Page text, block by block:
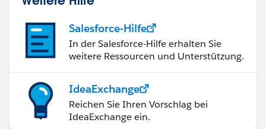
Salesforce-Hilfe
In der Salesforce-Hilfe erhalten Sie
weitere Ressourcen und Unterstützung.
IdeaExchange
Reichen Sie Ihren Vorschlag bei
IdeaExchange ein.